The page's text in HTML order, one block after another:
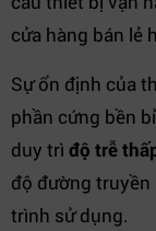
cửa hàng bán lẻ
Sự ổn định của
phần cứng bền
duy trì độ trễ
độ đường
trình sử dụng.